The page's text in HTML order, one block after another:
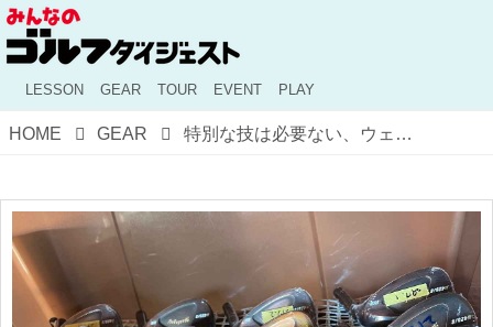
LESSON GEAR TOUR EVENT PLAY
HOME GEAR 特別な技は必要ない、ウェッジのロフト選びはシンプルに！【もっこす雄二のゴルフ相談室】